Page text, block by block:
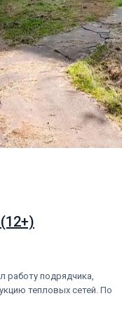
работу подрядчика,
тепловых сетей. По